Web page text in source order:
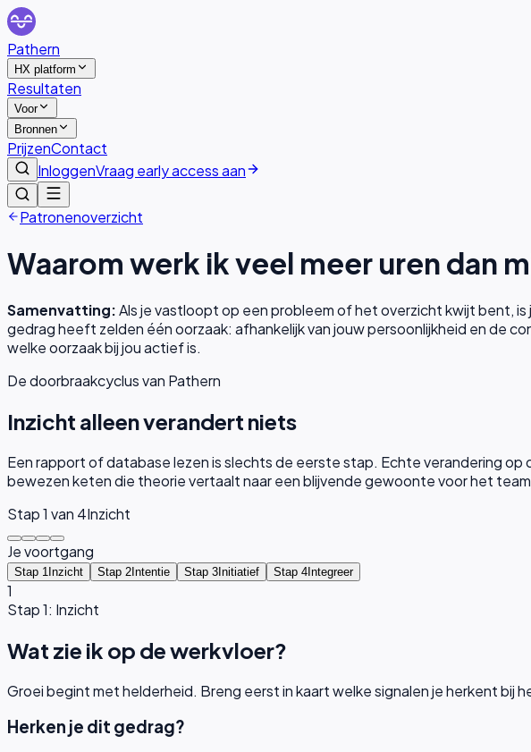
Pathern
HX platform
Resultaten
Voor
Bronnen
PrijzenContact
InloggenVraag early access aan
Patronenoverzicht
Waarom werk ik veel meer uren dan
Samenvatting:Als je vastloopt op een probleem of het overzicht kwijt bent,
gedrag heeft zelden één oorzaak: afhankelijk van jouw persoonlijkheid en de
welke oorzaak bij jou actief is.
De doorbraakcyclus van Pathern
Inzicht alleen verandert niets
Een rapport of database lezen is slechts de eerste stap. Echte verandering
bewezen keten die theorie vertaalt naar een blijvende gewoonte voor het
Stap1 van 4Inzicht
Je voortgang
Stap 1 Inzicht Stap 2Intentie Stap 3Initiatief Stap 4Integreer
1
Stap 1: Inzicht
Wat zie ik op de werkvloer?
Groei begint met helderheid. Breng eerst in kaart welke signalen je herkent
Herken je dit gedrag?